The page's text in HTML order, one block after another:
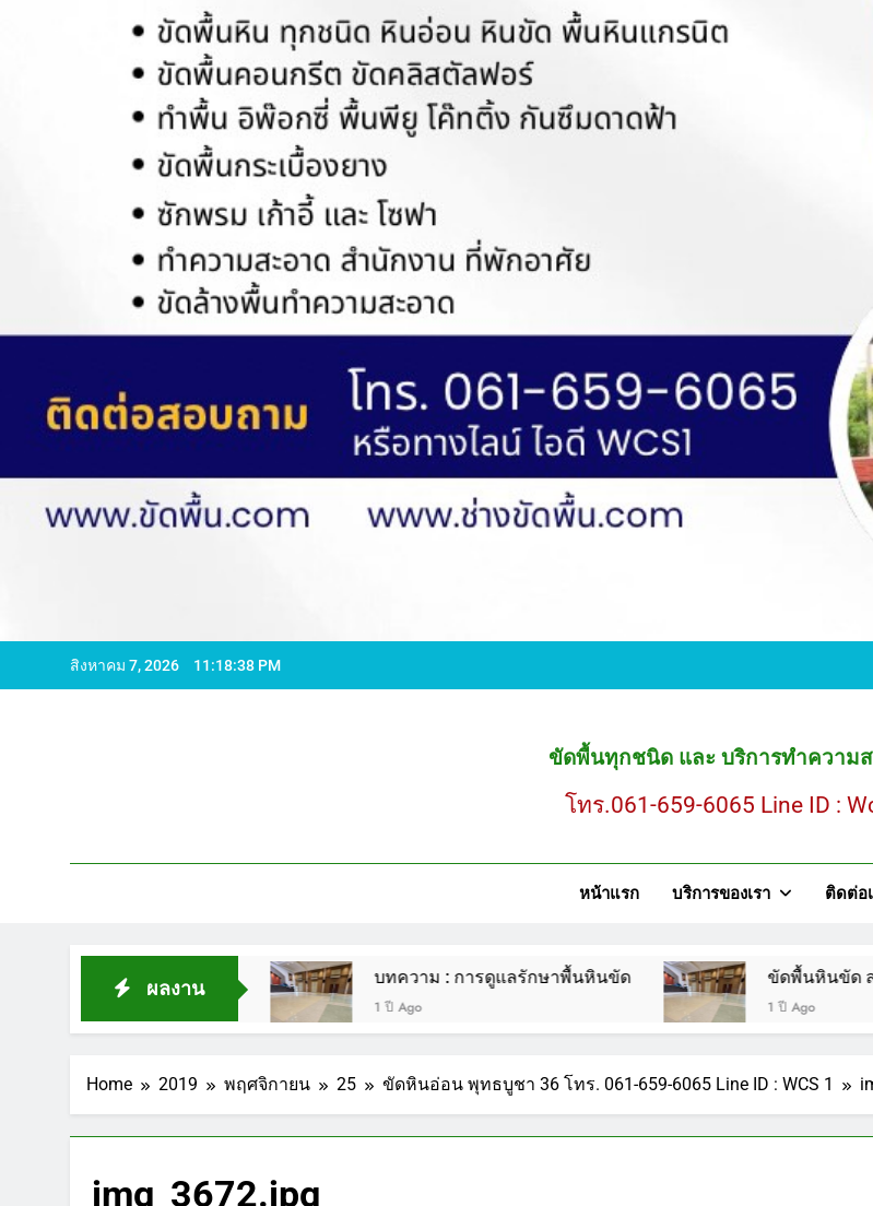
สิงหาคม 7, 2026 11:18:39 PM
ขัด
ขัดพื้นทุกชนิด และ บริการทำความ
โทร.061-659-6065 Line ID :
หน้าแรก บริการของเรา ติดต่อ
ผลงาน
ไลน์ WCS1 บทความ : การดูแลรักษาพื้นหินขัด
1 ปี Ago
ขัดพื้นหินขัด สมุทรสาคร โทร
1 ปี Ago
Home 2019 พฤศจิกายน 25 ขัดหินอ่อน พุทธบูชา 36 โทร. 061-659-6065 Line ID : WCS 1
img_3672.jpg